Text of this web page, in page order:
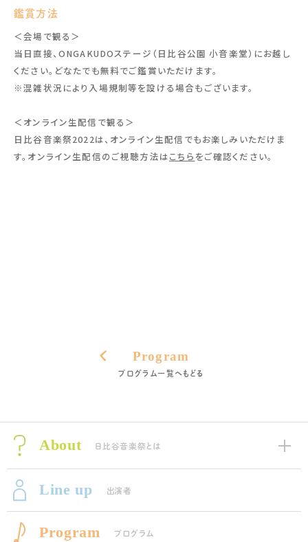
鑑賞方法
＜会場で観る＞
当日直接、ONGAKUDOステージ（日比谷公園 小音楽堂）にお越し
ください。どなたでも無料でご鑑賞いただけます。
※混雑状況により入場規制等を設ける場合もございます。
＜オンライン生配信で観る＞
日比谷音楽祭2022は、オンライン生配信でもお楽しみいただけま
す。オンライン生配信のご視聴方法はこちら をご確認ください。
Program
プログラム一覧へもどる
About 日比谷音楽祭とは
Line up 出演者
Program プログラム